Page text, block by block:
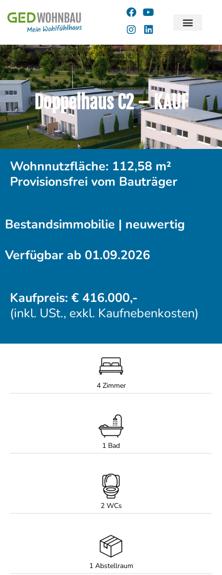
Doppelhaus C2 – KAUF
Wohnnutzfläche: 112,58 m²
Provisionsfrei vom Bauträger
Bestandsimmobilie | neuwertig
Verfügbar ab 01.09.2026
Kaufpreis: € 416.000,-
(inkl. USt., exkl. Kaufnebenkosten)
4 Zimmer
1 Bad
2 WCs
1 Abstellraum